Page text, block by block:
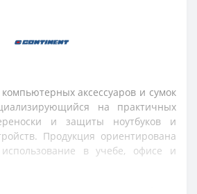
аксессуаров и сумок
на практичных
и защиты ноутбуков и
Продукция ориентирована
в учебе, офисе и